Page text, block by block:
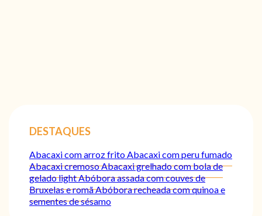
DESTAQUES
Abacaxi com arroz fritoAbacaxi com peru fumado
Abacaxi cremosoAbacaxi grelhado com bola de
gelado lightAbóbora assada com couves de
Bruxelas e romãAbóbora recheada com quinoa e
sementes de sésamo